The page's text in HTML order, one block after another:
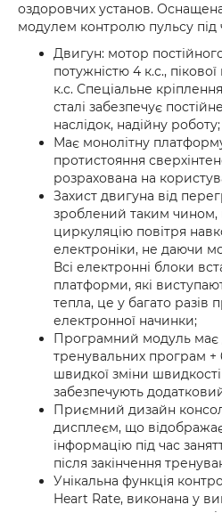
оздоровчих установ.
модулем контролю пульсу під
Двигун: мотор
потужністю 4 к.с.,
к.с. Спеціальне
сталі забезпечує
наслідок, надійну роботу;
Має монолітну
протистояння
розрахована на
Захист двигуна від
зроблений таким чином,
циркуляцію повітря
електроніки, не даючи
Всі електронні блоки
платформи, які
тепла, це у багато
електронної начинки;
Програмний модуль має
тренувальних програм +
швидкої зміни швидкості
забезпечують
Приємний дизайн
дисплеєм, що
інформацію під час
після закінчення
Унікальна функція
Heart Rate, виконана у